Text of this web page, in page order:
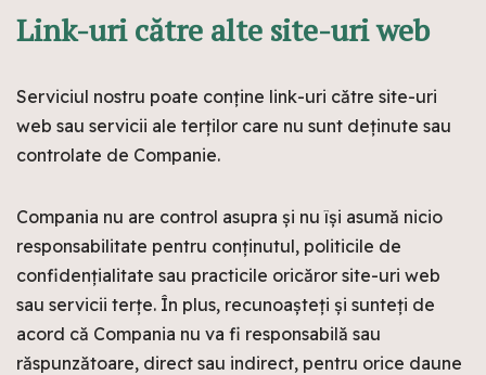
Link-uri către alte site-uri web
Serviciul nostru poate conține link-uri către site-uri
web sau servicii ale terților care nu sunt deținute sau
controlate de Companie.
Compania nu are control asupra și nu își asumă nicio
responsabilitate pentru conținutul, politicile de
confidențialitate sau practicile oricăror site-uri web
sau servicii terțe. În plus, recunoașteți și sunteți de
acord că Compania nu va fi responsabilă sau
răspunzătoare, direct sau indirect, pentru orice daune